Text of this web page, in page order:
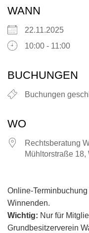
WANN
22.11.2025
10:00 - 11:00
BUCHUNGEN
Buchungen
WO
Rechtsberatung
Mühltorstraße
Online-
Winnenden.
Wichtig: Nur für
Grundbesitzerverein